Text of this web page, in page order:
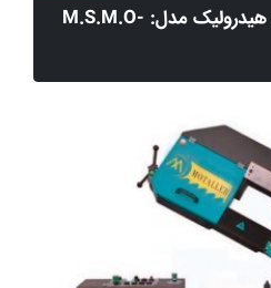
320 تمام اتوماتیک گیره هیدرولیک مدل: M.S.M.O-